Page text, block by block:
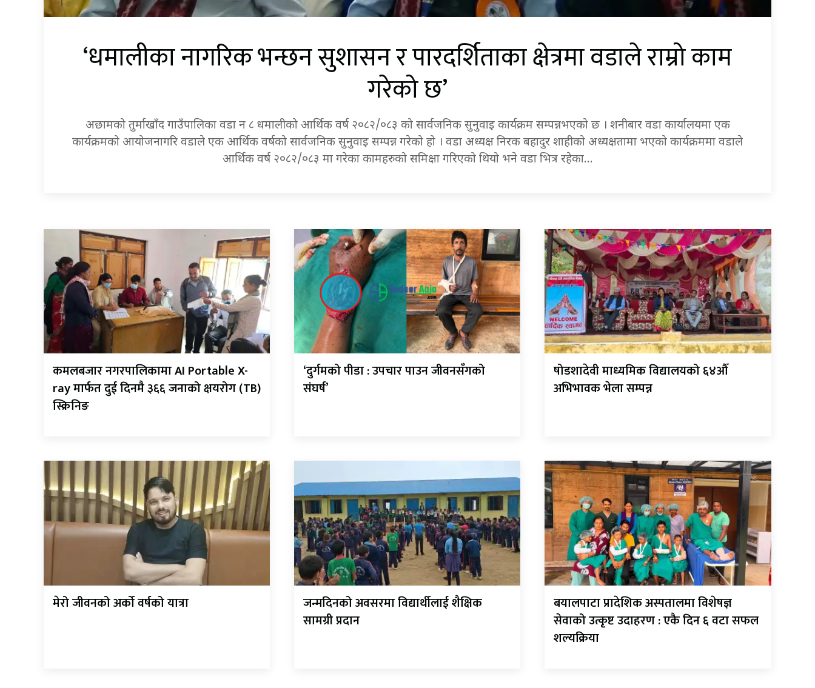
‘धमालीका नागरिक भन्छन सुशासन र पारदर्शिताका क्षेत्रमा वडाले राम्रो काम
गरेको छ’
अछामको तुर्माखाँद गाउँपालिका वडा न ८ धमालीको आर्थिक वर्ष २०८२/०८३ को सार्वजनिक सुनुवाइ कार्यक्रम सम्पन्नभएको छ । शनीबार वडा कार्यालयमा एक
कार्यक्रमको आयोजनागरि वडाले एक आर्थिक वर्षको सार्वजनिक सुनुवाइ सम्पन्न गरेको हो । वडा अध्यक्ष निरक बहादुर शाहीको अध्यक्षतामा भएको कार्यक्रममा वडाले
आर्थिक वर्ष २०८२/०८३ मा गरेका कामहरुको समिक्षा गरिएको थियो भने वडा भित्र रहेका…
कमलबजार नगरपालिकामा AI Portable X-
ray मार्फत दुई दिनमै ३६६ जनाको क्षयरोग (TB)
स्क्रिनिङ
‘दुर्गमको पीडा : उपचार पाउन जीवनसँगको
संघर्ष’
षोडशादेवी माध्यमिक विद्यालयको ६४औँ
अभिभावक भेला सम्पन्न
मेरो जीवनको अर्को वर्षको यात्रा
जन्मदिनको अवसरमा विद्यार्थीलाई शैक्षिक
सामग्री प्रदान
बयालपाटा प्रादेशिक अस्पतालमा विशेषज्ञ
सेवाको उत्कृष्ट उदाहरण : एकै दिन ६ वटा सफल
शल्यक्रिया